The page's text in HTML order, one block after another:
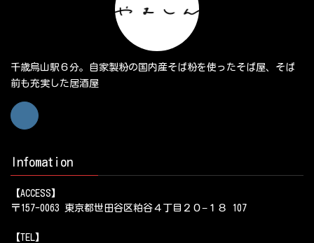
千歳烏山駅６分。自家製粉の国内産そば粉を使ったそば屋、そば
前も充実した居酒屋
Infomation
【ACCESS】
〒157-0063 東京都世田谷区粕谷４丁目２０−１８ 107
【TEL】